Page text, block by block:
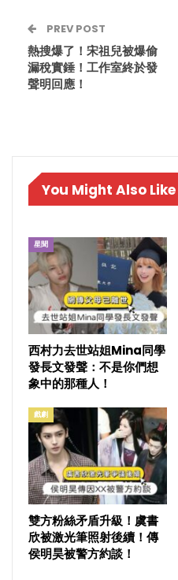
PREV POST
熱搜爆了！宋祖兒被爆偷
漏稅實錘！工作室終於發
聲明回應！
You Might Also Like
星聞
西村力去世站姐Mina同學
發長文發聲：不是你們想
象中的那種人！
戲劇
雙方粉絲矛盾升級！虞書
欣被激光筆照射後續！傳
侯明昊被警方約談！